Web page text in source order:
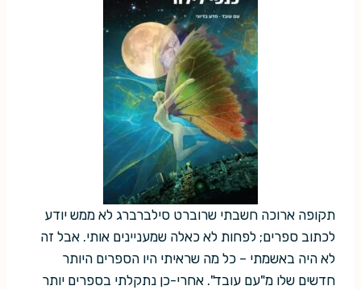
תקופה ארוכה חשבתי שרוברט סילברברג לא ממש יודע
לכתוב ספרים; לפחות לא כאלה שמעניינים אותי. אבל זה
לא היה באשמתי – כל מה שראיתי היו הספרים היותר
חדשים שלו מ"עם עובד". אחרי-כן נתקלתי בספרים יותר